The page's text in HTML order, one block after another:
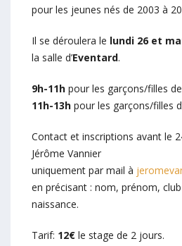
pour les jeunes nés de 2003 à
Il se déroulera le lundi 26 et
la salle d’Eventard.
9h-11h pour les garçons/filles
11h-13h pour les garçons/filles
Contact et inscriptions avant le
Jérôme Vannier
uniquement par mail à
en précisant : nom, prénom,
naissance.
Tarif: 12€ le stage de 2 jours.